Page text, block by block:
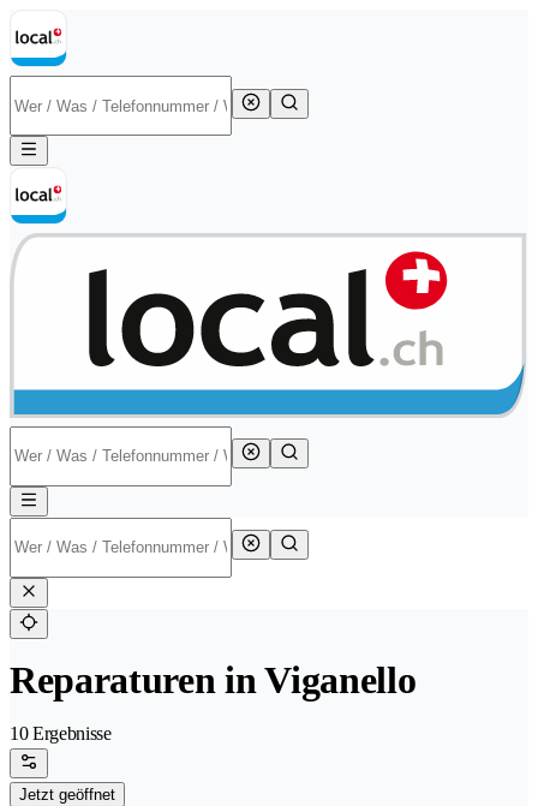
Reparaturen in Viganello
10 Ergebnisse
Jetzt geöffnet